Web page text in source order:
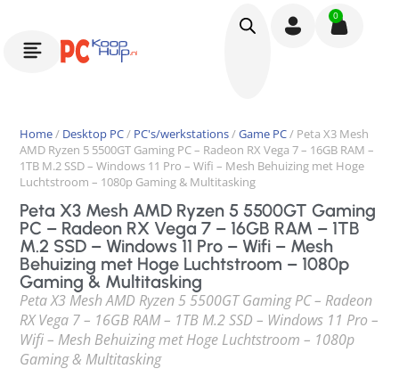
0
Home/ Desktop PC/ PC's/werkstations/Game PC/ Peta X3 Mesh
AMD Ryzen 5 5500GT Gaming PC – Radeon RX Vega 7 – 16GB RAM –
1TB M.2 SSD – Windows 11 Pro – Wifi – Mesh Behuizing met Hoge
Luchtstroom – 1080p Gaming & Multitasking
Peta X3 Mesh AMD Ryzen 5 5500GT Gaming
PC – Radeon RX Vega 7 – 16GB RAM – 1TB
M.2 SSD – Windows 11 Pro – Wifi – Mesh
Behuizing met Hoge Luchtstroom – 1080p
Gaming & Multitasking
Peta X3 Mesh AMD Ryzen 5 5500GT Gaming PC – Radeon
RX Vega 7 – 16GB RAM – 1TB M.2 SSD – Windows 11 Pro –
Wifi – Mesh Behuizing met Hoge Luchtstroom – 1080p
Gaming & Multitasking